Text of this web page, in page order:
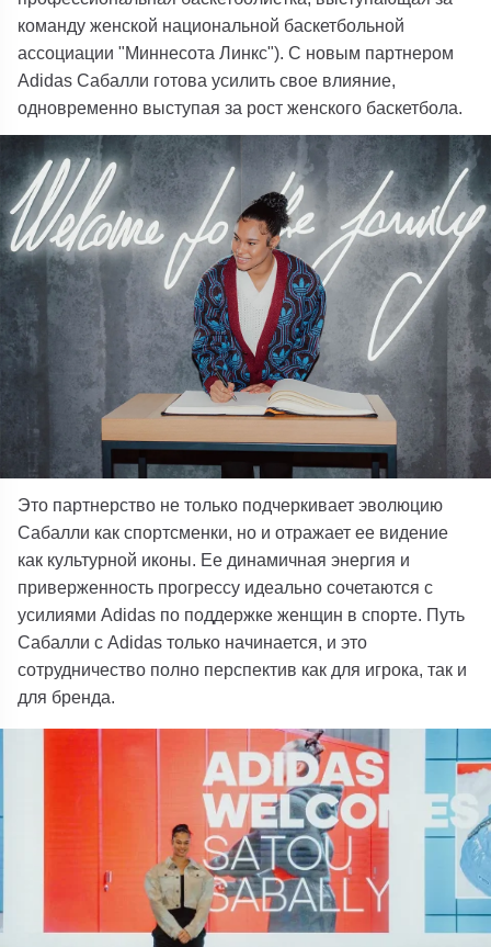
команду женской национальной баскетбольной
ассоциации "Миннесота Линкс"). С новым партнером
Adidas Сабалли готова усилить свое влияние,
одновременно выступая за рост женского баскетбола.
Это партнерство не только подчеркивает эволюцию
Сабалли как спортсменки, но и отражает ее видение
как культурной иконы. Ее динамичная энергия и
приверженность прогрессу идеально сочетаются с
усилиями Adidas по поддержке женщин в спорте. Путь
Сабалли с Adidas только начинается, и это
сотрудничество полно перспектив как для игрока, так и
для бренда.